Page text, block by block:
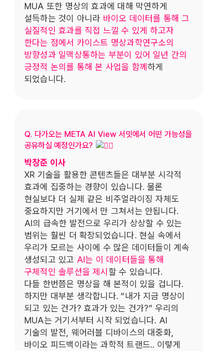
MUA 또한 명상의 효과에 대해 막연하게
설득하는 것이 아니라 바이오 데이터를 통해 그
실질적인 효과를 직접 느낄 수 있게 하고자
한다는 점에서 카이스트 명상과학연구소의
방향성과 일맥상통하는 부분이 있어 일년 간의
긍정적 논의를 통해 본 사업을 함께하게
되었습니다.
Q. 다가오는 META AI View 서밋에서 어떤 가능성을
공유하실 예정인가요?
박창준 이사
XR 기술을 활용한 콘텐츠들은 대부분 시각적
효과에 집중하는 경향이 있습니다. 물론
현실보다 더 실제 같은 비주얼라이징 자체도
중요하지만 거기에서 만 그쳐서는 안됩니다.
AI의 급속한 발전으로 우리가 상상할 수 있는
범위는 훨씬 더 확장되었습니다. 현실 속에서
우리가 모르는 사이에 수 많은 데이터들이 계속
생성되고 있고 AI는 이 데이터들을 통해
구체적인 솔루션을 제시 할 수 있습니다.
다들 한번쯤은 명상을 해 본적이 있을 겁니다.
하지만 대부분 생각합니다. “내가 지금 명상이
되고 있는 건가? 효과가 있는 건가?” 우리의
MUA는 거기서부터 시작 되었습니다. AI
기술의 발전, 웨어러블 디바이스의 대중화,
바이오 피드백이라는 과학적 트랜드.. 이렇게